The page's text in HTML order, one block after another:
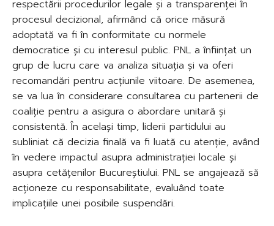
respectării procedurilor legale și a transparenței în
procesul decizional, afirmând că orice măsură
adoptată va fi în conformitate cu normele
democratice și cu interesul public. PNL a înființat un
grup de lucru care va analiza situația și va oferi
recomandări pentru acțiunile viitoare. De asemenea,
se va lua în considerare consultarea cu partenerii de
coaliție pentru a asigura o abordare unitară și
consistentă. În același timp, liderii partidului au
subliniat că decizia finală va fi luată cu atenție, având
în vedere impactul asupra administrației locale și
asupra cetățenilor Bucureștiului. PNL se angajează să
acționeze cu responsabilitate, evaluând toate
implicațiile unei posibile suspendări.